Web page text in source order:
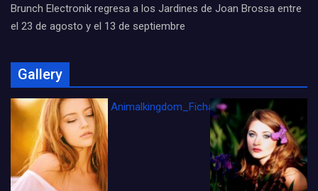
Brunch Electronik regresa a los Jardines de Joan Brossa entre
el 23 de agosto y el 13 de septiembre
Gallery
Animalkingdom_FichaCine